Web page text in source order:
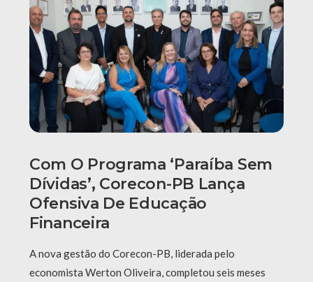
Com O Programa ‘Paraíba Sem
Dívidas’, Corecon-PB Lança
Ofensiva De Educação
Financeira
A nova gestão do Corecon-PB, liderada pelo
economista Werton Oliveira, completou seis meses